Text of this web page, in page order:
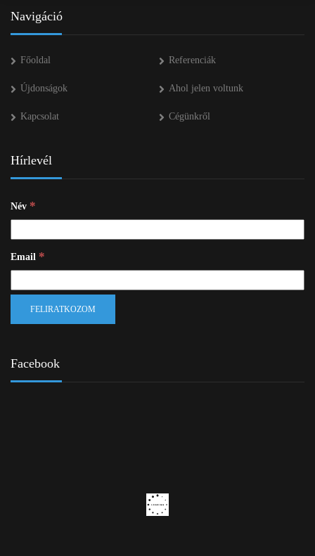
Navigáció
Főoldal Referenciák
Újdonságok Ahol jelen voltunk
Kapcsolat Cégünkről
Hírlevél
Név *
Email *
Facebook